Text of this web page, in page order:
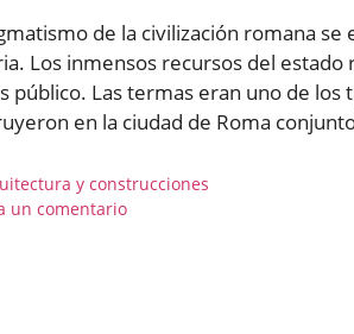
de la civilización romana
Los inmensos recursos del
público. Las termas eran uno de
en la ciudad de Roma
y construcciones
un comentario